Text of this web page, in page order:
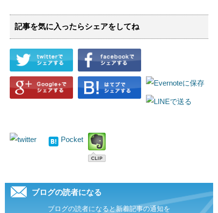
記事を気に入ったらシェアをしてね
Pocket
ブログの読者になる
ブログの読者になると新着記事の通知を